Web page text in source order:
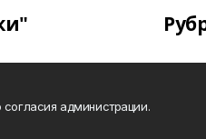
администрации.